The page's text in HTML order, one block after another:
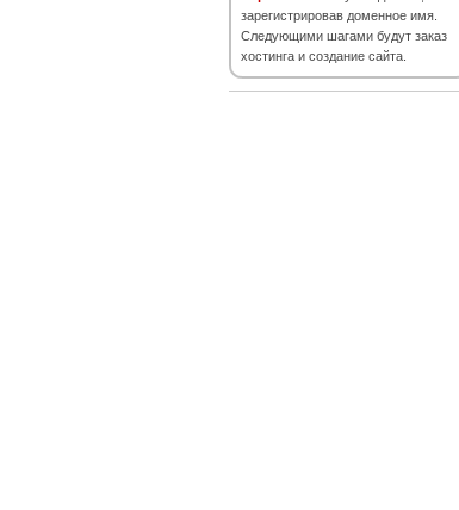
зарегистрировав доменное имя.
Следующими шагами будут заказ
хостинга и создание сайта.